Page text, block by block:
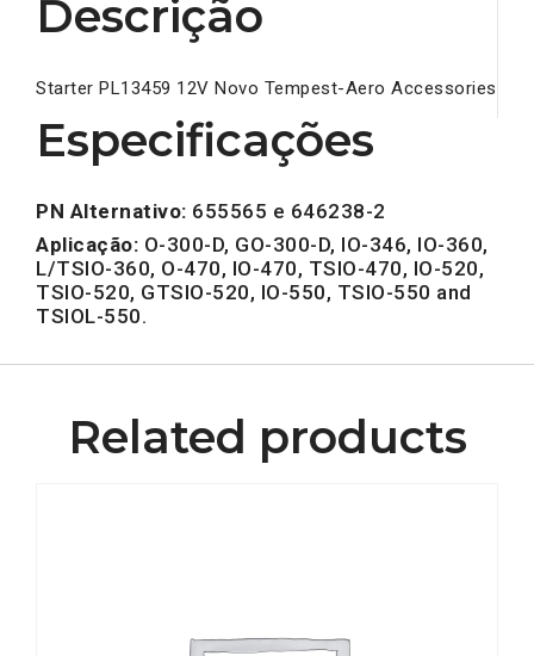
Descrição
Starter PL13459 12V Novo Tempest-Aero Accessories
Especificações
PN Alternativo: 655565 e 646238-2
Aplicação: O-300-D, GO-300-D, IO-346, IO-360,
L/TSIO-360, O-470, IO-470, TSIO-470, IO-520,
TSIO-520, GTSIO-520, IO-550, TSIO-550 and
TSIOL-550.
Related products